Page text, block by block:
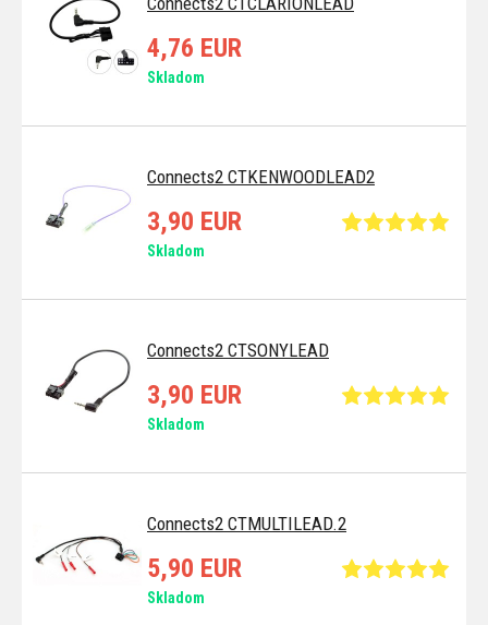
4,76 EUR
Skladom
Connects2 CTKENWOODLEAD2
3,90 EUR
Skladom
Connects2 CTSONYLEAD
3,90 EUR
Skladom
Connects2 CTMULTILEAD.2
5,90 EUR
Skladom